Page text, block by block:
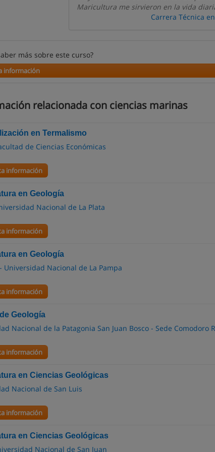
Maricultura me sirvieron en la vida
Carrera Técnica
más sobre este curso?
información
relacionada con ciencias marinas
en Termalismo
de Ciencias Económicas
información
en Geología
Nacional de La Plata
información
en Geología
Universidad Nacional de La Pampa
información
Geología
Nacional de la Patagonia San Juan Bosco - Sede Comodoro
información
en Ciencias Geológicas
Nacional de San Luis
información
en Ciencias Geológicas
Nacional de San Juan